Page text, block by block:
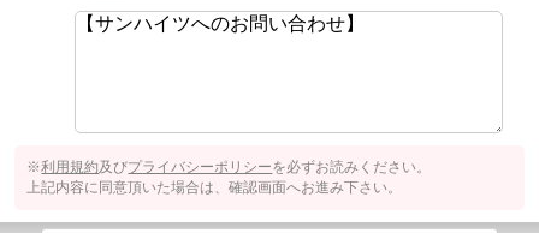
※利用規約及びプライバシーポリシーを必ずお読みください。
上記内容に同意頂いた場合は、確認画面へお進み下さい。